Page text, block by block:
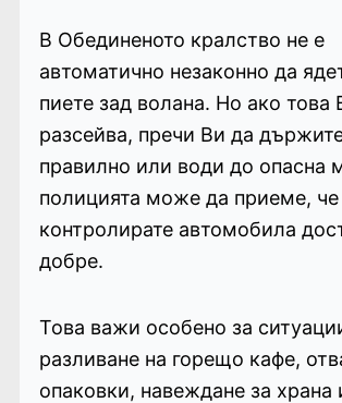
В Обединеното кралство не е
автоматично незаконно да
пиете зад волана. Но ако това
разсейва, пречи Ви да
правилно или води до опасна
полицията може да приеме, че
контролирате автомобила
добре.
Това важи особено за
разливане на горещо кафе,
опаковки, навеждане за храна